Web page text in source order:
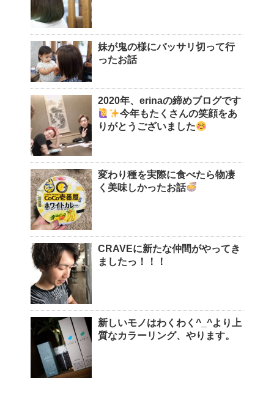
妹が鬼の様にバッサリ切って行
ったお話
2020年、erinaの締めブログです
今年もたくさんの笑顔をあ
りがとうございました
変わり種を実際に食べたら物凄
く美味しかったお話
CRAVEに新たな仲間がやってき
ましたっ！！！
新しいモノはわくわく^_^より上
質なカラーリング、やります。